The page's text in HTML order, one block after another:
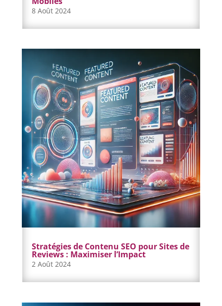
8 Août 2024
Stratégies de Contenu SEO pour Sites de
Reviews : Maximiser l’Impact
2 Août 2024